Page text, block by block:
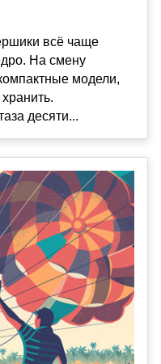
всё чаще
На смену
модели,
десяти...